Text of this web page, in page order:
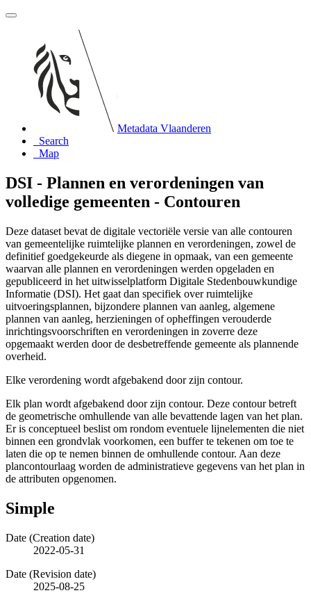
Metadata Vlaanderen
Search
Map
DSI - Plannen en verordeningen van
volledige gemeenten - Contouren
Deze dataset bevat de digitale vectoriële versie van alle contouren
van gemeentelijke ruimtelijke plannen en verordeningen, zowel de
definitief goedgekeurde als diegene in opmaak, van een gemeente
waarvan alle plannen en verordeningen werden opgeladen en
gepubliceerd in het uitwisselplatform Digitale Stedenbouwkundige
Informatie (DSI). Het gaat dan specifiek over ruimtelijke
uitvoeringsplannen, bijzondere plannen van aanleg, algemene
plannen van aanleg, herzieningen of opheffingen verouderde
inrichtingsvoorschriften en verordeningen in zoverre deze
opgemaakt werden door de desbetreffende gemeente als plannende
overheid.
Elke verordening wordt afgebakend door zijn contour.
Elk plan wordt afgebakend door zijn contour. Deze contour betreft
de geometrische omhullende van alle bevattende lagen van het plan.
Er is conceptueel beslist om rondom eventuele lijnelementen die niet
binnen een grondvlak voorkomen, een buffer te tekenen om toe te
laten die op te nemen binnen de omhullende contour. Aan deze
plancontourlaag worden de administratieve gegevens van het plan in
de attributen opgenomen.
Simple
Date (Creation date)
2022-05-31
Date (Revision date)
2025-08-25